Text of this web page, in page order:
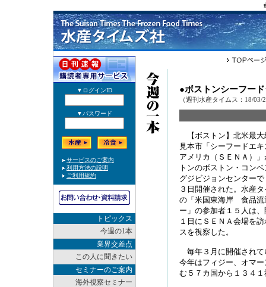
トピックス
今週の1本
業界交差点
この人に聞きたい
セミナーのご案内
海外視察セミナー
●ボストンシーフー
（週刊水産タイムス：18/03/
【ボストン】北米最大
見本市「シーフードエ
アメリカ（ＳＥＮＡ）
トンのボストン・コン
グジビジョンセンター
３日開催された。水産
の「米国東海岸 食品流
ー」の参加者１５人は
１日にＳＥＮＡ会場を
スを視察した。
毎年３月に開催されて
今年はフィジー、オマ
む５７カ国から１３４